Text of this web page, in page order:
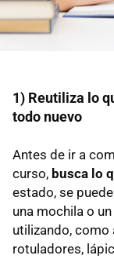
1) Reutiliza lo
todo nuevo
Antes de ir a
curso, busca lo
estado, se
una mochila o
utilizando, como
rotuladores,